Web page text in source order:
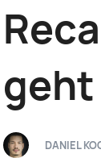
geht
DANIEL